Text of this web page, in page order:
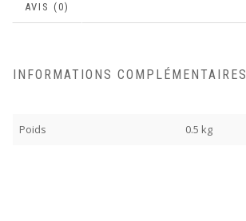
AVIS (0)
INFORMATIONS COMPLÉMENTAIRES
Poids 0.5 kg